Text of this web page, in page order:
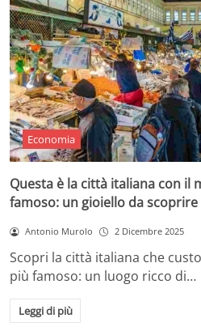
Economia
Questa è la città italiana con il
famoso: un gioiello da scoprire
Antonio Murolo 2 Dicembre 2025
Scopri la città italiana che
più famoso: un luogo ricco di…
Leggi di più